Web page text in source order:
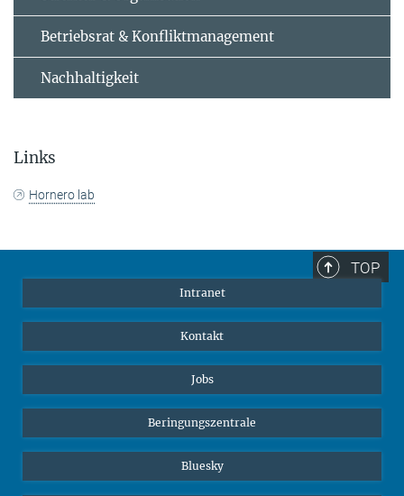
Betriebsrat & Konfliktmanagement
Nachhaltigkeit
Links
Hornero lab
TOP
Intranet
Kontakt
Jobs
Beringungszentrale
Bluesky